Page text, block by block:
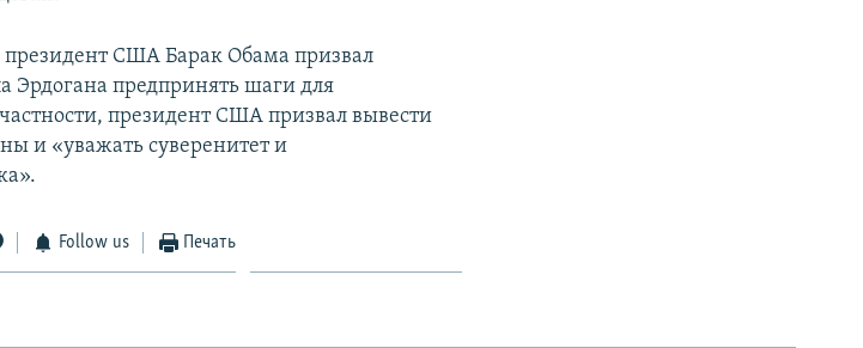
президент США Барак Обама призвал
Эрдогана предпринять шаги для
президент США призвал вывести
и «уважать суверенитет и
Follow us Печать